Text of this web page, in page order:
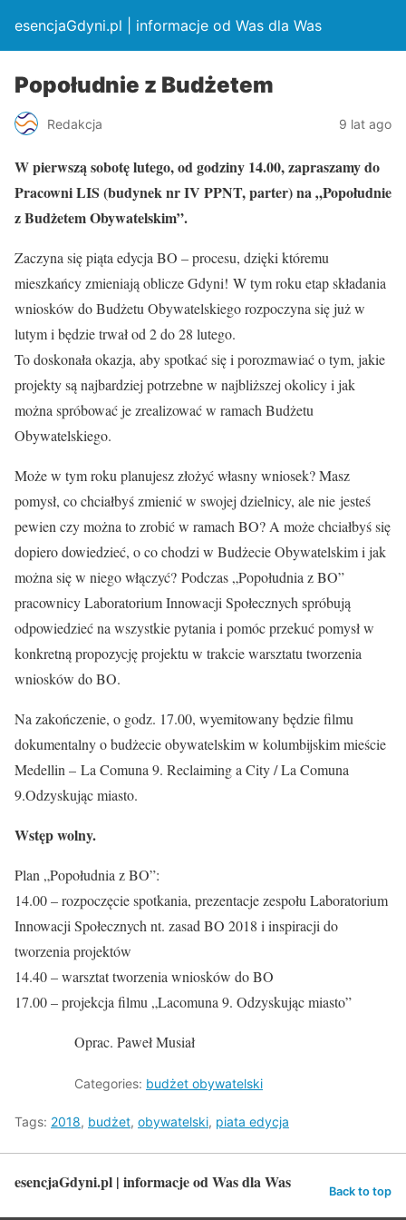
esencjaGdyni.pl | informacje od Was dla Was
Popołudnie z Budżetem
Redakcja 9 lat ago
W pierwszą sobotę lutego, od godziny 14.00, zapraszamy do
Pracowni LIS (budynek nr IV PPNT, parter) na „Popołudnie
z Budżetem Obywatelskim”.
Zaczyna się piąta edycja BO – procesu, dzięki któremu
mieszkańcy zmieniają oblicze Gdyni! W tym roku etap składania
wniosków do Budżetu Obywatelskiego rozpoczyna się już w
lutym i będzie trwał od 2 do 28 lutego.
To doskonała okazja, aby spotkać się i porozmawiać o tym, jakie
projekty są najbardziej potrzebne w najbliższej okolicy i jak
można spróbować je zrealizować w ramach Budżetu
Obywatelskiego.
Może w tym roku planujesz złożyć własny wniosek? Masz
pomysł, co chciałbyś zmienić w swojej dzielnicy, ale nie jesteś
pewien czy można to zrobić w ramach BO? A może chciałbyś się
dopiero dowiedzieć, o co chodzi w Budżecie Obywatelskim i jak
można się w niego włączyć? Podczas „Popołudnia z BO”
pracownicy Laboratorium Innowacji Społecznych spróbują
odpowiedzieć na wszystkie pytania i pomóc przekuć pomysł w
konkretną propozycję projektu w trakcie warsztatu tworzenia
wniosków do BO.
Na zakończenie, o godz. 17.00, wyemitowany będzie filmu
dokumentalny o budżecie obywatelskim w kolumbijskim mieście
Medellin – La Comuna 9. Reclaiming a City / La Comuna
9.Odzyskując miasto.
Wstęp wolny.
Plan „Popołudnia z BO”:
14.00 – rozpoczęcie spotkania, prezentacje zespołu Laboratorium
Innowacji Społecznych nt. zasad BO 2018 i inspiracji do
tworzenia projektów
14.40 – warsztat tworzenia wniosków do BO
17.00 – projekcja filmu „Lacomuna 9. Odzyskując miasto”
Oprac. Paweł Musiał
Categories: budżet obywatelski
Tags: 2018, budżet, obywatelski, piata edycja
esencjaGdyni.pl | informacje od Was dla Was Back to top